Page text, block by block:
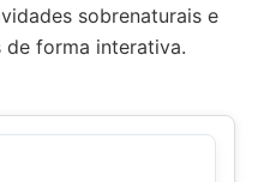
sobrenaturais e
forma interativa.